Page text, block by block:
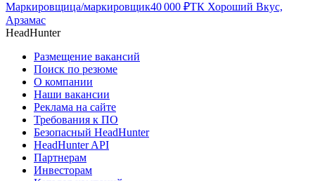
Маркировщица/маркировщик40 000 ₽ТК Хороший Вкус,
Арзамас
HeadHunter
Размещение вакансий
Поиск по резюме
О компании
Наши вакансии
Реклама на сайте
Требования к ПО
Безопасный HeadHunter
HeadHunter API
Партнерам
Инвесторам